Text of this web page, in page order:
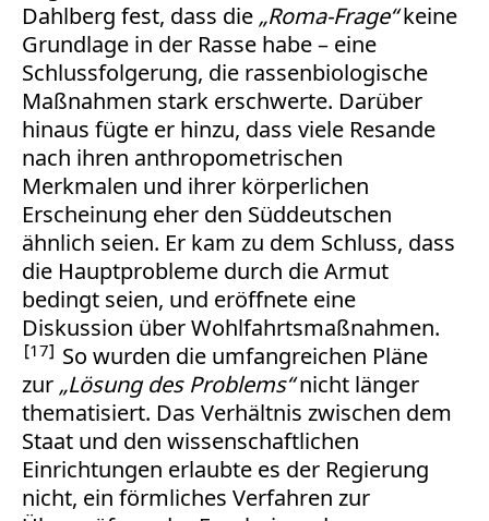
Dahlberg fest, dass die „Roma-Frage“keine
Grundlage in der Rasse habe – eine
Schlussfolgerung, die rassenbiologische
Maßnahmen stark erschwerte. Darüber
hinaus fügte er hinzu, dass viele Resande
nach ihren anthropometrischen
Merkmalen und ihrer körperlichen
Erscheinung eher den Süddeutschen
ähnlich seien. Er kam zu dem Schluss, dass
die Hauptprobleme durch die Armut
bedingt seien, und eröffnete eine
Diskussion über Wohlfahrtsmaßnahmen.
17
So wurden die umfangreichen Pläne
zur „Lösung des Problems“nicht länger
thematisiert. Das Verhältnis zwischen dem
Staat und den wissenschaftlichen
Einrichtungen erlaubte es der Regierung
nicht, ein förmliches Verfahren zur